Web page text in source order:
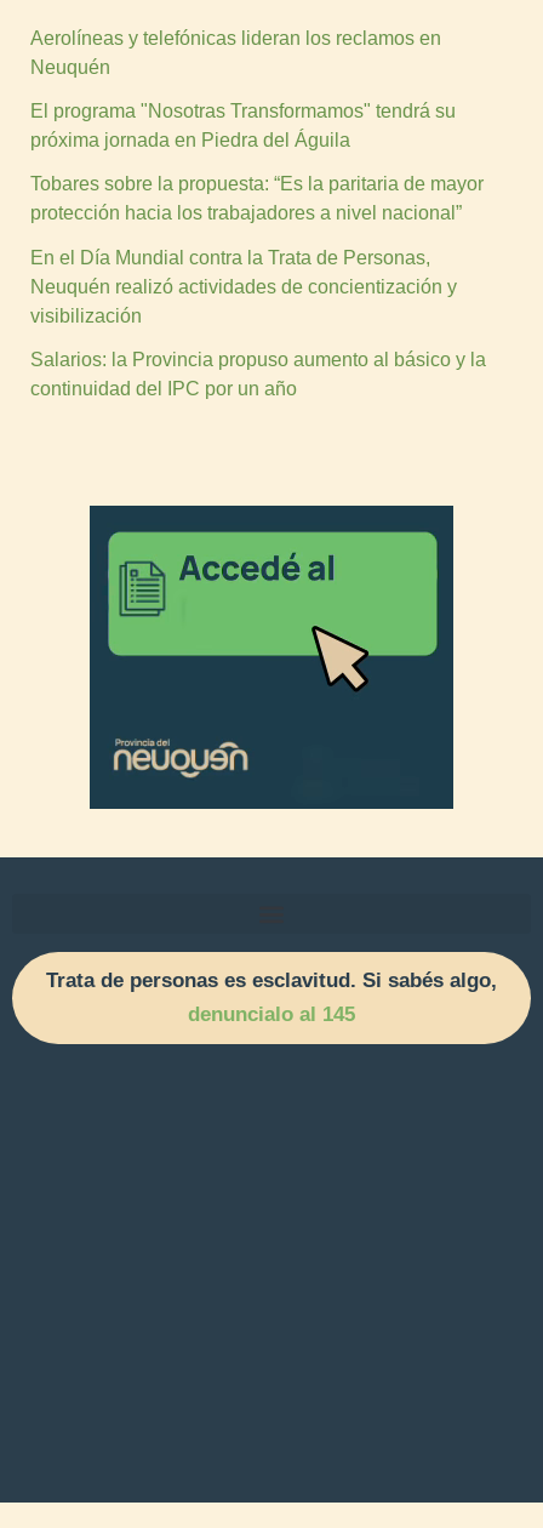
Aerolíneas y telefónicas lideran los reclamos en
Neuquén
El programa "Nosotras Transformamos" tendrá su
próxima jornada en Piedra del Águila
Tobares sobre la propuesta: “Es la paritaria de mayor
protección hacia los trabajadores a nivel nacional”
En el Día Mundial contra la Trata de Personas,
Neuquén realizó actividades de concientización y
visibilización
Salarios: la Provincia propuso aumento al básico y la
continuidad del IPC por un año
Trata de personas es esclavitud. Si sabés algo,
denuncialo al 145